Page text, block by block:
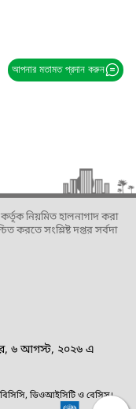
আপনার মতামত প্রদান করুন
নিয়মিত হালনাগাদ করা
করতে সংশ্লিষ্ট দপ্তর সর্বদা
৬ আগস্ট, ২০২৬ এ
ডিওআইসিটি ও বেসিস।